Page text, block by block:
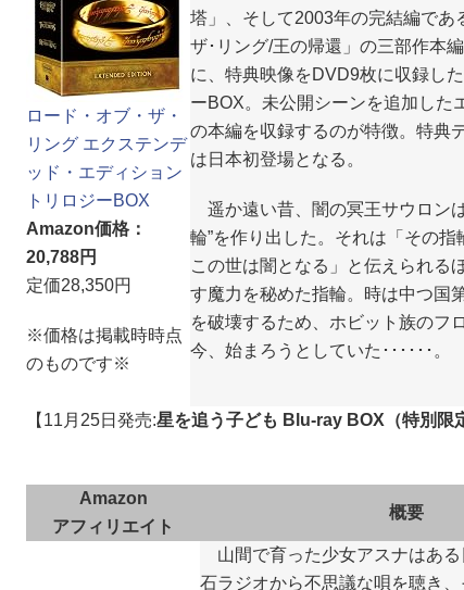
ロード・オブ・ザ・
リング エクステンデ
ッド・エディション
トリロジーBOX
Amazon価格：
20,788円
定価28,350円
※価格は掲載時時点
のものです※
塔」、そして2003年の完結編であ
ザ･リング/王の帰還」の三部作本
に、特典映像をDVD9枚に収録し
ーBOX。未公開シーンを追加した
の本編を収録するのが特徴。特典
は日本初登場となる。
遥か遠い昔、闇の冥王サウロン
輪”を作り出した。それは「その指
この世は闇となる」と伝えられる
す魔力を秘めた指輪。時は中つ国
を破壊するため、ホビット族のフ
今、始まろうとしていた･･････。
【11月25日発売:星を追う子ども Blu-ray BOX（特別限
Amazon
アフィリエイト
概要
山間で育った少女アスナはある
石ラジオから不思議な唄を聴き